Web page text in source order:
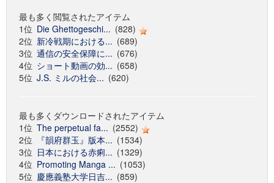
最も多く閲覧されたアイテム
1位 Die Ghettogeschi... (828)
2位 新冷戦期における... (689)
3位 通信の安全保障に... (676)
4位 ショート動画の効... (658)
5位 J.S. ミルの社会... (620)
最も多くダウンロードされたアイテム
1位 The perpetual fa... (2552)
2位
『韻府群玉』版本... (1534)
3位 日本における赤痢... (1329)
4位 Promoting Manga ... (1053)
5位 慶應義塾大学日吉... (859)